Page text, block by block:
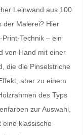
Leinwand aus 100
der Malerei? Hier
Technik – ein
von Hand mit einer
die die Pinselstriche
aber zu einem
des Typs
zur Auswahl,
eine klassische